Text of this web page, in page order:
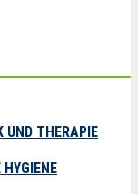
UND THERAPIE